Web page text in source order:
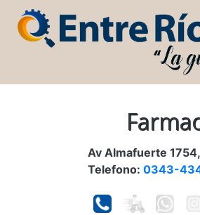
Av Almafuerte
Telefono: 0343-